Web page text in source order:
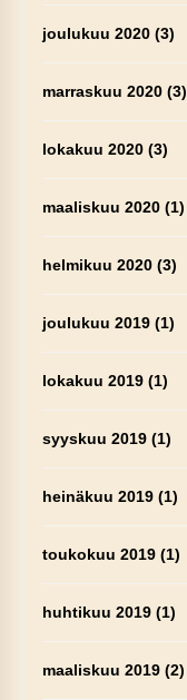
joulukuu 2020(3)
marraskuu 2020(3)
lokakuu 2020(3)
maaliskuu 2020(1)
helmikuu 2020(3)
joulukuu 2019(1)
lokakuu 2019(1)
syyskuu 2019(1)
heinäkuu 2019(1)
toukokuu 2019(1)
huhtikuu 2019(1)
maaliskuu 2019(2)